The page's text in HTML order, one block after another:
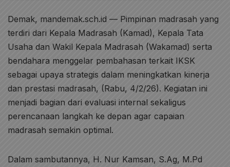
Demak, mandemak.sch.id — Pimpinan madrasah yang
terdiri dari Kepala Madrasah (Kamad), Kepala Tata
Usaha dan Wakil Kepala Madrasah (Wakamad) serta
bendahara menggelar pembahasan terkait IKSK
sebagai upaya strategis dalam meningkatkan kinerja
dan prestasi madrasah, (Rabu, 4/2/26). Kegiatan ini
menjadi bagian dari evaluasi internal sekaligus
perencanaan langkah ke depan agar capaian
madrasah semakin optimal.
Dalam sambutannya, H. Nur Kamsan, S.Ag, M.Pd